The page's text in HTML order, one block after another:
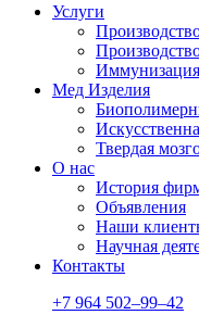
Услуги
Мед Изделия
Твердая
О нас
История
Объявления
Наши
Научная
Контакты
+7 964 502–99–42